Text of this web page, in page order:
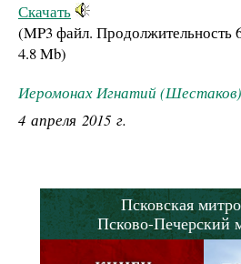
Скачать
(MP3 файл. Продолжительность
4.8 Mb)
Иеромонах Игнатий (Шестаков)
4 апреля 2015 г.
Псковская
Псково-Печерский